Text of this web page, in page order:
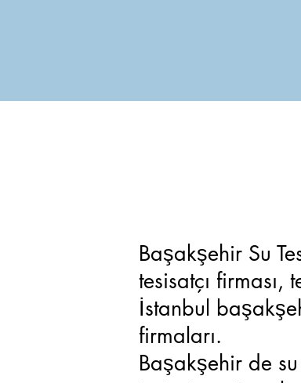
Başakşehir Su
tesisatçı firması,
İstanbul
firmaları.
Başakşehir de